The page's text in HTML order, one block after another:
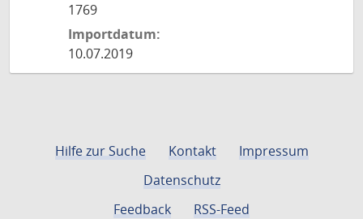
1769
Importdatum:
10.07.2019
Hilfe zur Suche Kontakt
Impressum
Datenschutz
Feedback
RSS-Feed